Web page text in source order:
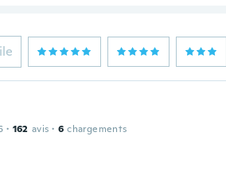
· 162 avis · 6 chargements